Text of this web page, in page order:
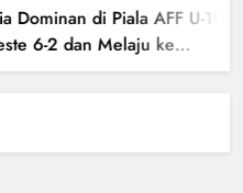
Dominan di Piala AFF U-19
6-2 dan Melaju ke